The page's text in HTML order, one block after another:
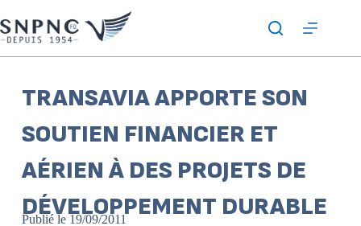
TRANSAVIA APPORTE SON
SOUTIEN FINANCIER ET
AÉRIEN À DES PROJETS DE
DÉVELOPPEMENT DURABLE
Publié le 19/09/2011